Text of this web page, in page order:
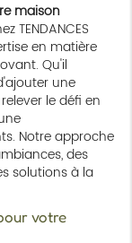
maison
TENDANCES
en matière
Qu'il
une
le défi en
Notre approche
des
solutions à la
votre